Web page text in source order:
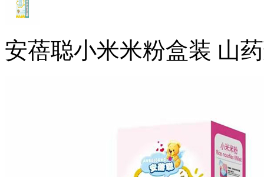
安蓓聪小米米粉盒装 山